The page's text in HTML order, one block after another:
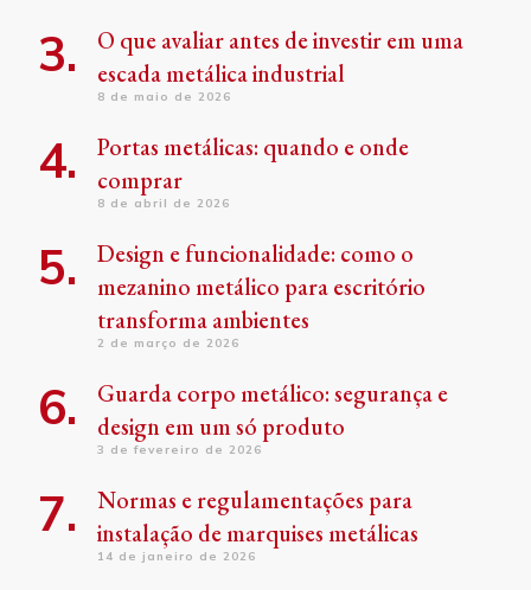
O que avaliar antes de investir em uma
escada metálica industrial
8 de maio de 2026
Portas metálicas: quando e onde
comprar
8 de abril de 2026
Design e funcionalidade: como o
mezanino metálico para escritório
transforma ambientes
2 de março de 2026
Guarda corpo metálico: segurança e
design em um só produto
3 de fevereiro de 2026
Normas e regulamentações para
instalação de marquises metálicas
14 de janeiro de 2026